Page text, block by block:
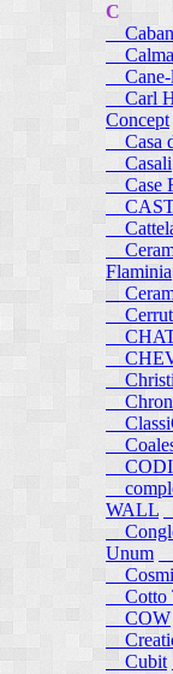
C
Calma
Cane-
Carl
Concept
Casa
Casali
Case
Flaminia
WALL
Unum
Cotto
COW
Cubit